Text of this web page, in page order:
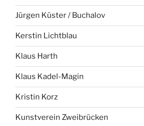
Jürgen Küster / Buchalov
Kerstin Lichtblau
Klaus Harth
Klaus Kadel-Magin
Kristin Korz
Kunstverein Zweibrücken